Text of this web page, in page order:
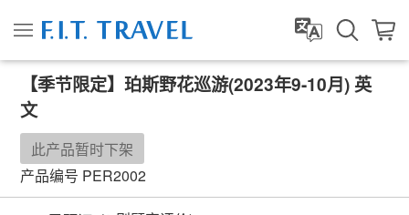
【季节限定】珀斯野花巡游(2023年9-10月) 英
文
此产品暂时下架
产品编号 PER2002